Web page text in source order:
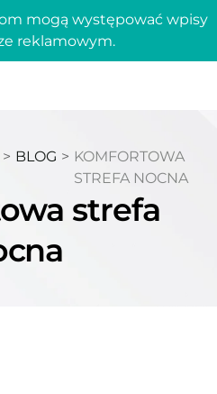
mogą występować wpisy
reklamowym.
> BLOG > KOMFORTOWA
STREFA NOCNA
strefa